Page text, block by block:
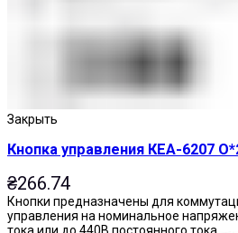
Закрыть
Кнопка управления КЕА-6207
₴266.74
Кнопки предназначены для
управления на номинальное